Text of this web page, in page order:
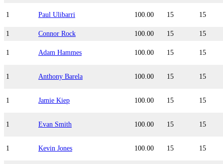
1 Paul Ulibarri 100.00 15 15
1 Connor Rock 100.00 15 15
1 Adam Hammes 100.00 15 15
1 Anthony Barela 100.00 15 15
1 Jamie Kiep 100.00 15 15
1 Evan Smith 100.00 15 15
1 Kevin Jones 100.00 15 15